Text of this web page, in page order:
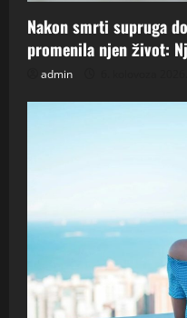
Nakon smrti supruga
promenila njen život:
admin